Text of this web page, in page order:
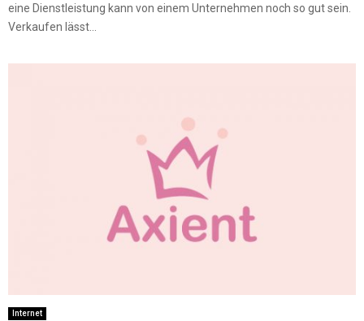
eine Dienstleistung kann von einem Unternehmen noch so gut sein.
Verkaufen lässt...
Internet